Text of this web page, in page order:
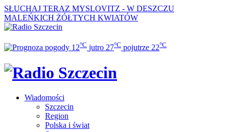
SŁUCHAJ TERAZ MYSLOVITZ - W DESZCZU
MALEŃKICH ŻÓŁTYCH KWIATÓW
12°C jutro 27°C pojutrze 22°C
Wiadomości
Szczecin
Region
Polska i świat